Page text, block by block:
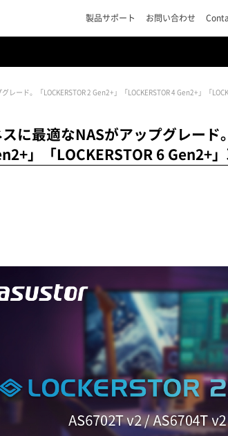
製品サポート お問い合わせ
ード。「LOCKERSTOR 2 Gen2+」「LOCKERSTOR 4 Gen2+」「
に最適なNASがアップグレード
」「LOCKERSTOR 6 Gen2+